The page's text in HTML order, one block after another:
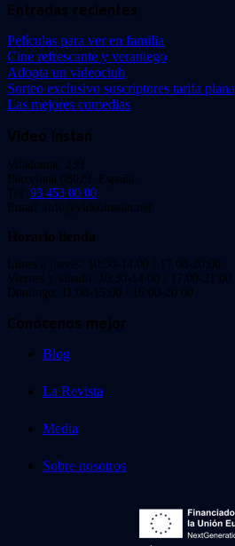
Entradas recientes
Películas para ver en familia
Cine refrescante y veraniego
Adopta un videoclub
Sorteo exclusivo suscriptores tarifa plana
Las mejores comedias
Video Instan
Viladomat, 239
Barcelona 08029. España.
Tel: 93 453 00 00
Email: info@videoinstan.net
Horario tienda
Lunes a jueves: 10:30-14:00 / 17:00-20:00
Viernes y sábado: 10:30-14:00 / 17:00-21:00
Domingo: 11:00-15:00 / 16:00-20:00
Conócenos mejor
Blog
La Revista
Media
Sobre nosotros